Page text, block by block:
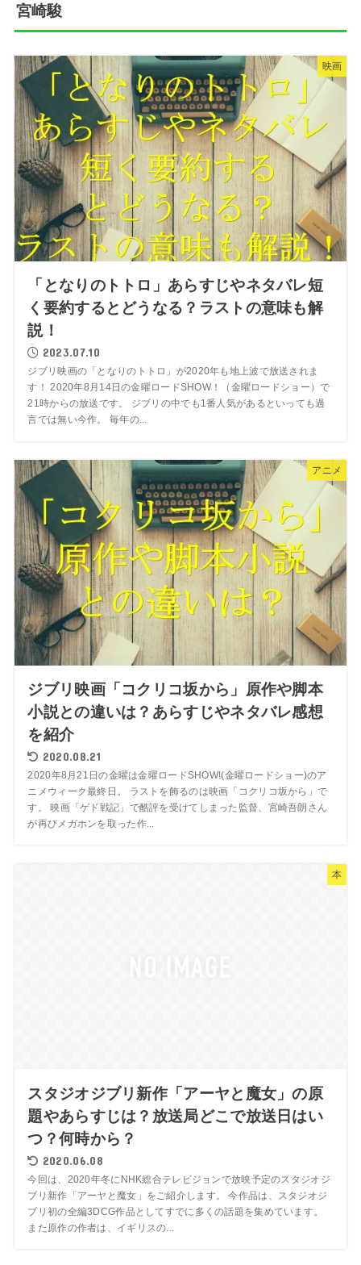
宮崎駿
映画
「となりのトトロ」あらすじやネタバレ短
く要約するとどうなる？ラストの意味も解
説！
2023.07.10
ジブリ映画の「となりのトトロ」が2020年も地上波で放送されま
す！ 2020年8月14日の金曜ロードSHOW！（金曜ロードショー）で
21時からの放送です。 ジブリの中でも1番人気があるといっても過
言では無い今作。 毎年の...
アニメ
ジブリ映画「コクリコ坂から」原作や脚本
小説との違いは？あらすじやネタバレ感想
を紹介
2020.08.21
2020年8月21日の金曜は金曜ロードSHOW!(金曜ロードショー)のア
ニメウィーク最終日。 ラストを飾るのは映画「コクリコ坂から」で
す。 映画「ゲド戦記」で酷評を受けてしまった監督、宮崎吾朗さん
が再びメガホンを取った作...
本
スタジオジブリ新作「アーヤと魔女」の原
題やあらすじは？放送局どこで放送日はい
つ？何時から？
2020.06.08
今回は、2020年冬にNHK総合テレビジョンで放映予定のスタジオジ
ブリ新作「アーヤと魔女」をご紹介します。 今作品は、スタジオジ
ブリ初の全編3DCG作品としてすでに多くの話題を集めています。
また原作の作者は、イギリスの...